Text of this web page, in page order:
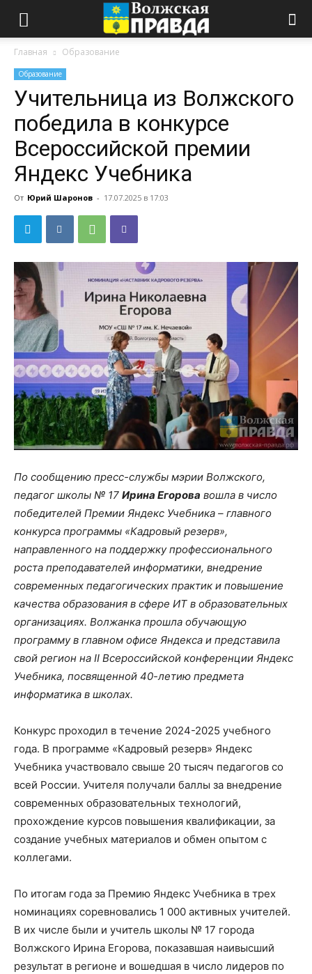
Главная Образование
Образование
Учительница из Волжского
победила в конкурсе
Всероссийской премии
Яндекс Учебника
От Юрий Шаронов - 17.07.2025 в 17:03
По сообщению пресс-службы мэрии Волжского,
педагог школы № 17 Ирина Егорова вошла в число
победителей Премии Яндекс Учебника – главного
конкурса программы «Кадровый резерв»,
направленного на поддержку профессионального
роста преподавателей информатики, внедрение
современных педагогических практик и повышение
качества образования в сфере ИТ в образовательных
организациях. Волжанка прошла обучающую
программу в главном офисе Яндекса и представила
свой регион на II Всероссийской конференции Яндекс
Учебника, посвященной 40-летию предмета
информатика в школах.
Конкурс проходил в течение 2024-2025 учебного
года. В программе «Кадровый резерв» Яндекс
Учебника участвовало свыше 20 тысяч педагогов со
всей России. Учителя получали баллы за внедрение
современных образовательных технологий,
прохождение курсов повышения квалификации, за
создание учебных материалов и обмен опытом с
коллегами.
По итогам года за Премию Яндекс Учебника в трех
номинациях соревновались 1 000 активных учителей.
В их числе были и учитель школы № 17 города
Волжского Ирина Егорова, показавшая наивысший
результат в регионе и вошедшая в число лидеров по